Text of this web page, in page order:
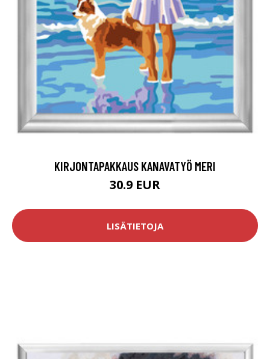
KIRJONTAPAKKAUS KANAVATYÖ MERI
30.9 EUR
LISÄTIETOJA